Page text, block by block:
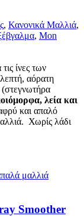
, Κανονικά Μαλλιά,
, Mon
ίνες των
αόρατη
(στεγνωτήρα
λεία και
και απαλό
Χωρίς λάδι
Smoother